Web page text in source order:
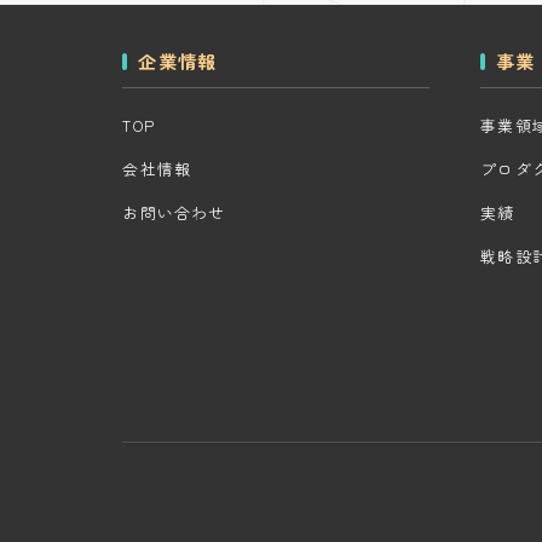
企業情報
TOP
会社情報
お問い合わせ
事業
事業領
プロダ
実績
戦略設